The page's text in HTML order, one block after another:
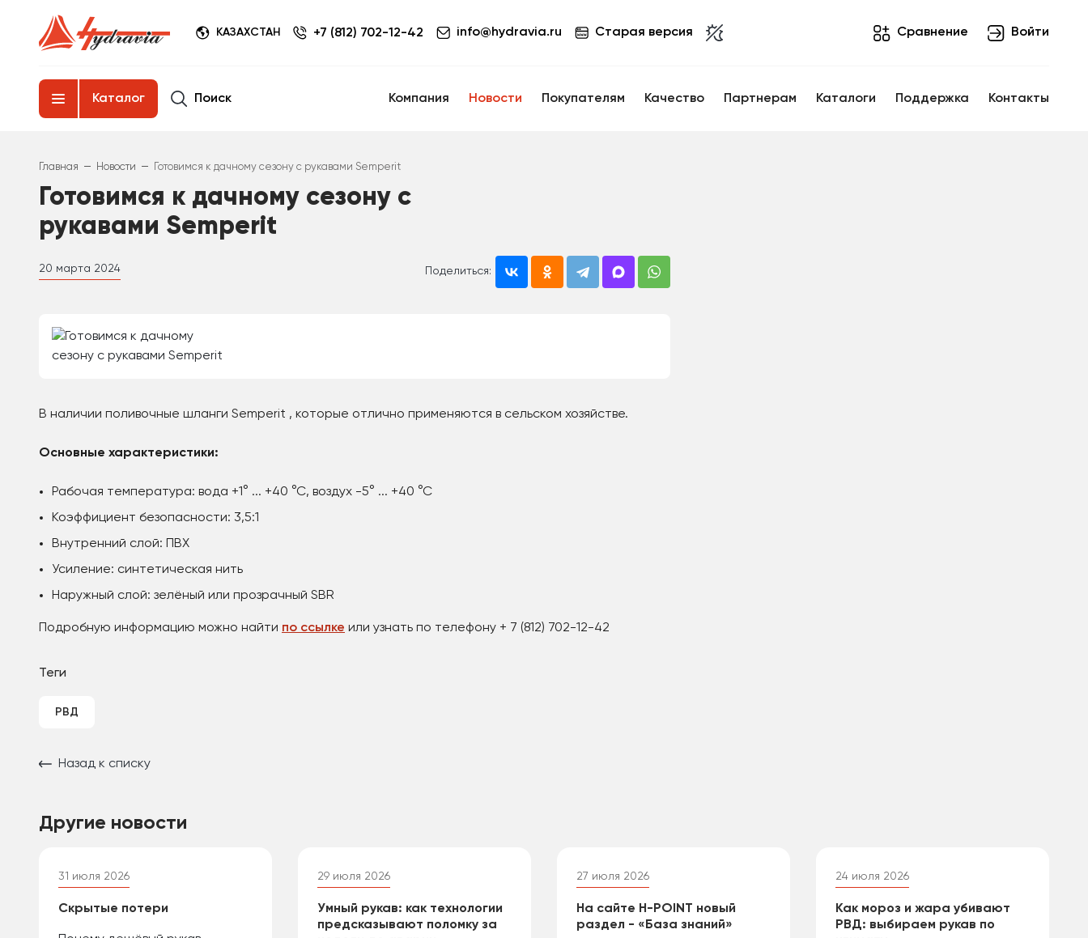
КАЗАХСТАН +7 (812) 702-12-42 info@hydravia.ru Старая версия Cравнение Войти
Каталог Поиск Компания Новости Покупателям Качество Партнерам Каталоги Поддержка Контакты
Главная – Новости – Готовимся к дачному сезону с рукавами Semperit
Готовимся к дачному сезону с
рукавами Semperit
20 марта 2024 Поделиться:
В наличии поливочные шланги Semperit , которые отлично применяются в сельском хозяйстве.
Основные характеристики:
Рабочая температура: вода +1° ... +40 °С, воздух -5° ... +40 °С
Коэффициент безопасности: 3,5:1
Внутренний слой: ПВХ
Усиление: синтетическая нить
Наружный слой: зелёный или прозрачный SBR
Подробную информацию можно найти по ссылке или узнать по телефону + 7 (812) 702-12-42
Теги
РВД
Назад к списку
Другие новости
31 июля 2026
Скрытые потери
29 июля 2026
Умный рукав: как технологии
предсказывают поломку за
27 июля 2026
На сайте H-POINT новый
раздел - «База знаний»
24 июля 2026
Как мороз и жара убивают
РВД: выбираем рукав по